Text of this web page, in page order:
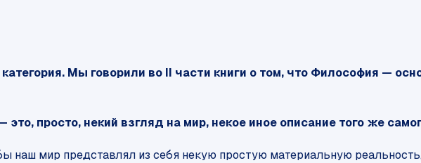
Мы говорили во II части книги о том, что Философия —
просто, некий взгляд на мир, некое иное описание того же
наш мир представлял из себя некую простую материальную